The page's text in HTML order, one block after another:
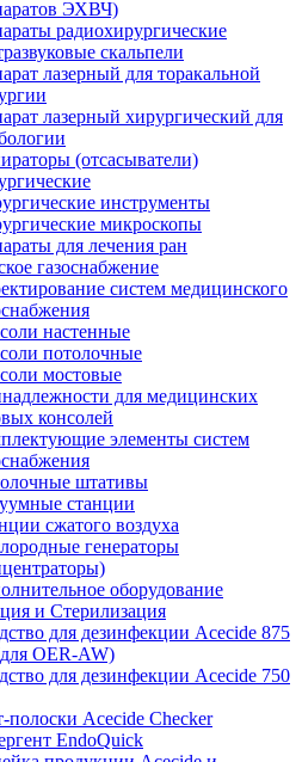
ЭХВЧ)
радиохирургические
скальпели
лазерный для торакальной
лазерный хирургический для
(отсасыватели)
инструменты
микроскопы
для лечения ран
газоснабжение
систем медицинского
настенные
потолочные
мостовые
для медицинских
консолей
элементы систем
штативы
станции
сжатого воздуха
генераторы
оборудование
и Стерилизация
для дезинфекции Acecide 875
OER-AW)
для дезинфекции Acecide 750
полоски Acecide Checker
EndoQuick